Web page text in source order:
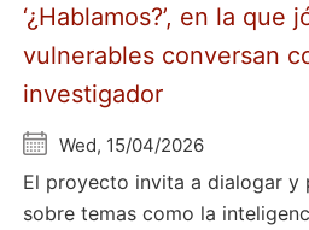
‘¿Hablamos?’, en la
vulnerables conversan
investigador
Wed, 15/04/2026
El proyecto invita a dialogar y
sobre temas como la